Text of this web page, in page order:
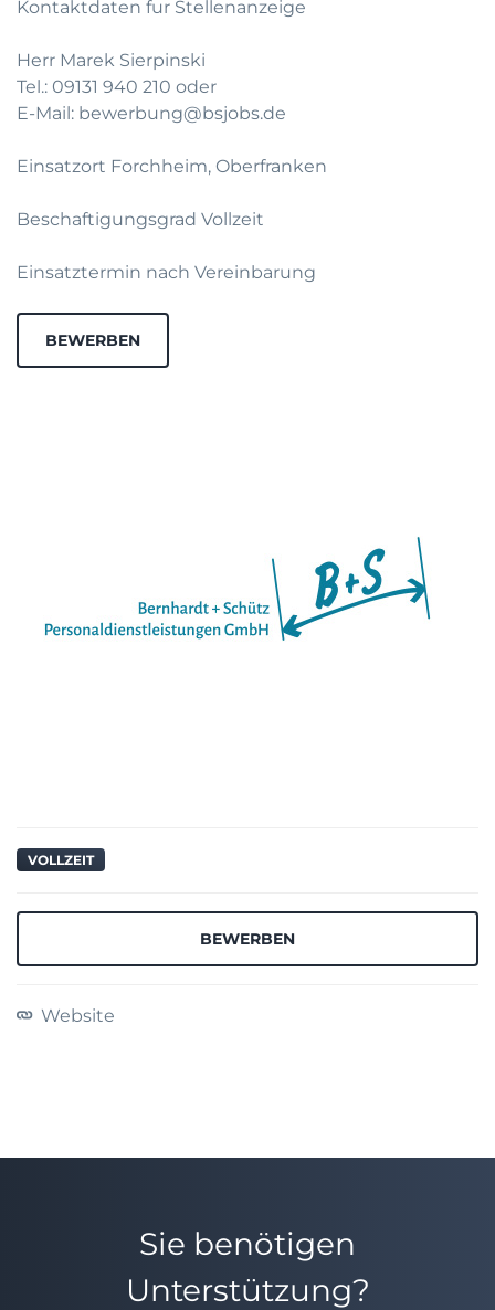
Kontaktdaten fur Stellenanzeige
Herr Marek Sierpinski
Tel.: 09131 940 210 oder
E-Mail: bewerbung@bsjobs.de
Einsatzort Forchheim, Oberfranken
Beschaftigungsgrad Vollzeit
Einsatztermin nach Vereinbarung
BEWERBEN
VOLLZEIT
BEWERBEN
Website
Sie benötigen
Unterstützung?